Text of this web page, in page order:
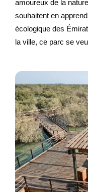
amoureux de la
souhaitent en
écologique des
la ville, ce parc se